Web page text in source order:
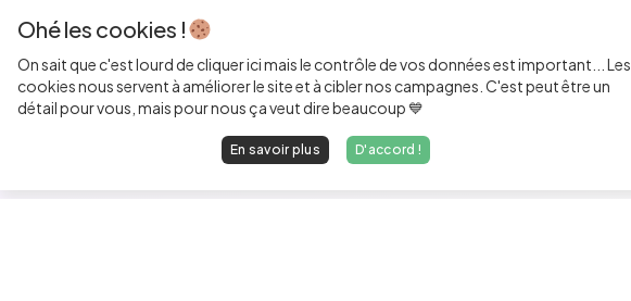
Ohé les cookies !
On sait que c'est lourd de cliquer ici mais le contrôle de vos données est important... Les
cookies nous servent à améliorer le site et à cibler nos campagnes. C'est peut être un
détail pour vous, mais pour nous ça veut dire beaucoup 💙
En savoir plus D'accord !